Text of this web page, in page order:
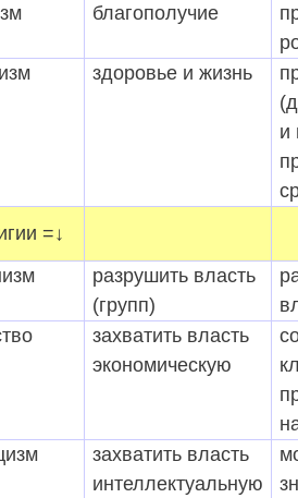
благополучие
здоровье и жизнь
и
=↓
разрушить власть
(групп)
захватить власть
экономическую
захватить власть
интеллектуальную